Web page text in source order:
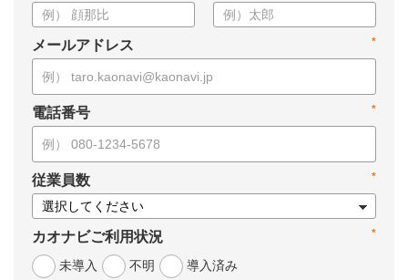
*
メールアドレス
*
電話番号
*
従業員数
*
カオナビご利用状況
未導入
不明 導入済み